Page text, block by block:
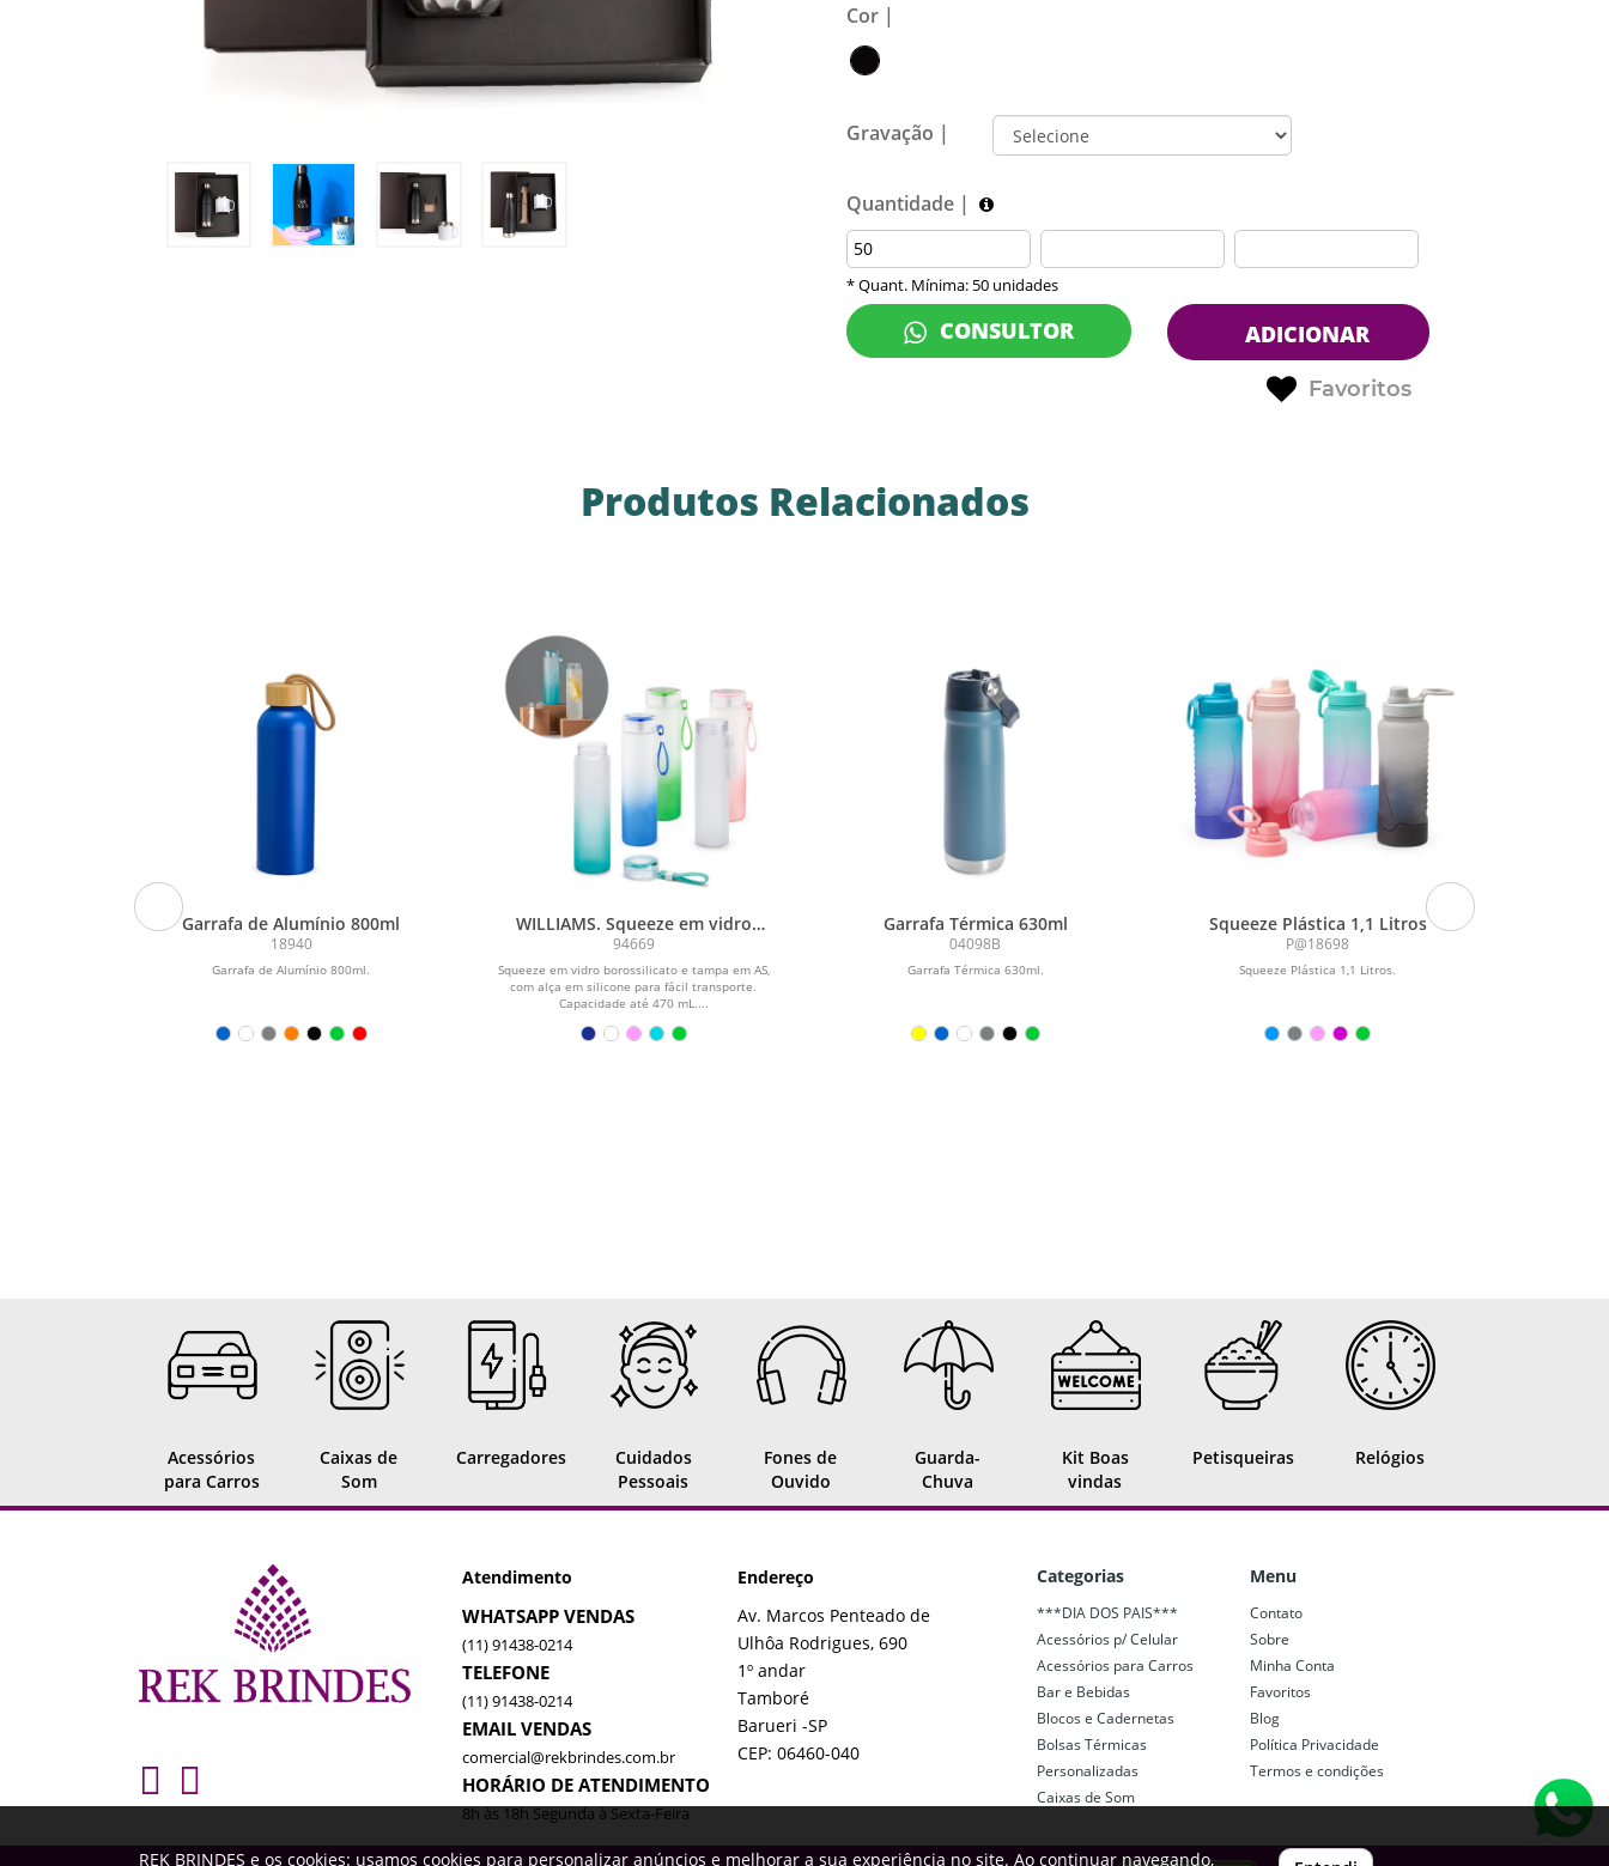
Cor |
Gravação |
Quantidade |
* Quant. Mínima: 50 unidades
CONSULTOR ADICIONAR
Favoritos
Produtos Relacionados
Garrafa de Alumínio 800ml
18940
Garrafa de Alumínio 800ml.
WILLIAMS. Squeeze em vidro
borossilicato com alça (470 mL)
94669
Squeeze em vidro borossilicato e tampa em AS,
com alça em silicone para fácil transporte.
Capacidade até 470 mL....
Garrafa Térmica 630ml
04098B
Garrafa Térmica 630ml.
Squeeze Plástica 1,1 Litros
P@18698
Squeeze Plástica 1,1 Litros.
Acessórios
para Carros
Caixas de
Som
Carregadores
Cuidados
Pessoais
Fones de
Ouvido
Guarda-
Chuva
Kit Boas
vindas
Petisqueiras Relógios
Atendimento
WHATSAPP VENDAS
(11) 91438-0214
TELEFONE
(11) 91438-0214
EMAIL VENDAS
comercial@rekbrindes.com.br
HORÁRIO DE ATENDIMENTO
8h às 18h Segunda à Sexta-Feira
Endereço
Av. Marcos Penteado de
Ulhôa Rodrigues, 690
1º andar
Tamboré
Barueri -SP
CEP: 06460-040
Categorias
***DIA DOS PAIS***
Acessórios p/ Celular
Acessórios para Carros
Bar e Bebidas
Blocos e Cadernetas
Bolsas Térmicas
Personalizadas
Caixas de Som
Menu
Contato
Sobre
Minha Conta
Favoritos
Blog
Política Privacidade
Termos e condições
REK BRINDES e os cookies: usamos cookies para personalizar anúncios e melhorar a sua experiência no site. Ao continuar navegando,